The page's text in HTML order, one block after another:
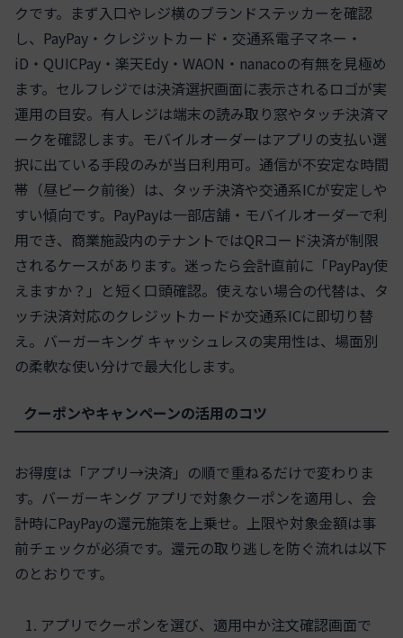
クです。まず入口やレジ横のブランドステッカーを確認
し、PayPay・クレジットカード・交通系電子マネー・
iD・QUICPay・楽天Edy・WAON・nanacoの有無を見極め
ます。セルフレジでは決済選択画面に表示されるロゴが実
運用の目安。有人レジは端末の読み取り窓やタッチ決済マ
ークを確認します。モバイルオーダーはアプリの支払い選
択に出ている手段のみが当日利用可。通信が不安定な時間
帯（昼ピーク前後）は、タッチ決済や交通系ICが安定しや
すい傾向です。PayPayは一部店舗・モバイルオーダーで利
用でき、商業施設内のテナントではQRコード決済が制限
されるケースがあります。迷ったら会計直前に「PayPay使
えますか？」と短く口頭確認。使えない場合の代替は、タ
ッチ決済対応のクレジットカードか交通系ICに即切り替
え。バーガーキング キャッシュレスの実用性は、場面別
の柔軟な使い分けで最大化します。
クーポンやキャンペーンの活用のコツ
お得度は「アプリ→決済」の順で重ねるだけで変わりま
す。バーガーキング アプリで対象クーポンを適用し、会
計時にPayPayの還元施策を上乗せ。上限や対象金額は事
前チェックが必須です。還元の取り逃しを防ぐ流れは以下
のとおりです。
アプリでクーポンを選び、適用中か注文確認画面で